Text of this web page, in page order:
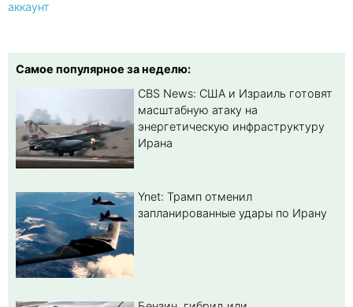
аккаунт
Самое популярное за неделю:
CBS News: США и Израиль готовят
масштабную атаку на
энергетическую инфраструктуру
Ирана
Ynet: Трамп отменил
запланированные удары по Ирану